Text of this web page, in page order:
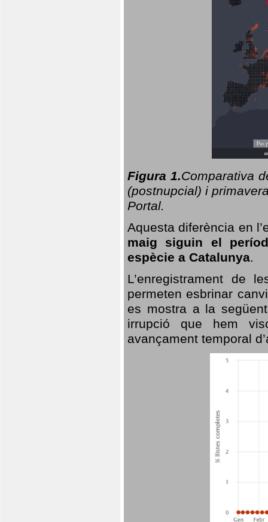
Figura 1.Comparativa
(postnupcial) i
Portal.
Aquesta diferència en
maig siguin el
espècie a Catalunya.
L’enregistrament de
permeten esbrinar
es mostra a la
irrupció que hem
avançament temporal